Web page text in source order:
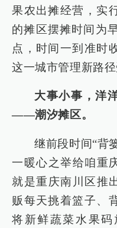
果农出摊经营，实
的摊区摆摊时间为
点，时间一到准时
这一城市管理新路径
大事小事，洋
——潮汐摊区。
继前段时间“背
一暖心之举给咱重
就是重庆南川区推
贩每天挑着篮子、
将新鲜蔬菜水果